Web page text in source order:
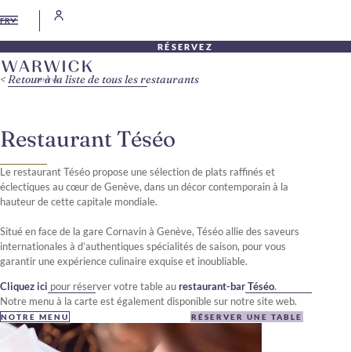
FR
RÉSERVEZ
Restaurant Téséo
Le restaurant Téséo propose une sélection de plats raffinés et
éclectiques au cœur de Genève, dans un décor contemporain à la
hauteur de cette capitale mondiale.
Situé en face de la gare Cornavin à Genève, Téséo allie des saveurs
internationales à d’authentiques spécialités de saison, pour vous
garantir une expérience culinaire exquise et inoubliable.
Cliquez ici pour réserver votre table aurestaurant-barTéséo.
Notre menu à la carte est également disponible sur notre site web.
NOTRE MENU RÉSERVER UNE TABLE
Retour à la liste de tous les restaurants